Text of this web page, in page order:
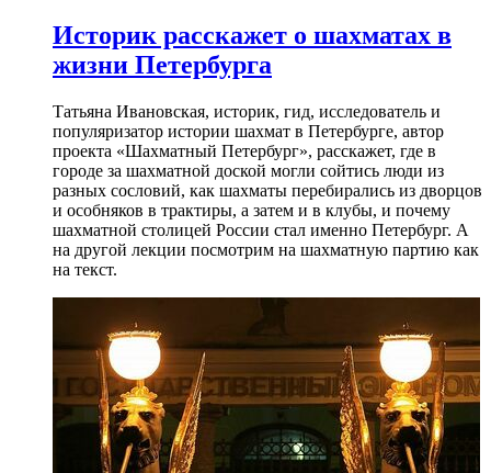
Историк расскажет о шахматах в
жизни Петербурга
Татьяна Ивановская, историк, гид, исследователь и
популяризатор истории шахмат в Петербурге, автор
проекта «Шахматный Петербург», расскажет, где в
городе за шахматной доской могли сойтись люди из
разных сословий, как шахматы перебирались из дворцов
и особняков в трактиры, а затем и в клубы, и почему
шахматной столицей России стал именно Петербург. А
на другой лекции посмотрим на шахматную партию как
на текст.